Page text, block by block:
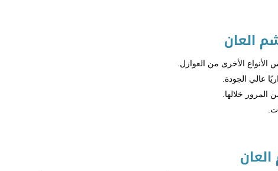
العان
الأنواع الأخرى من العوازل.
عالي الجودة.
المرور خلالها.